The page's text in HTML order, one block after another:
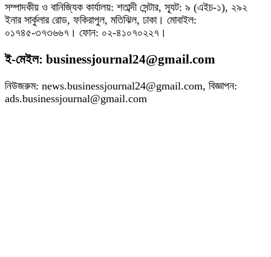
সম্পাদকীয় ও বানিজ্যিক কার্যালয়: শতাব্দী সেন্টার, স্যূট: ৯ (এইচ-১), ২৯২
ইনার সার্কুলার রোড, ফকিরাপুল, মতিঝিল, ঢাকা। মোবাইল:
০১৭৪৫-৩৭৩৬৬৭। ফোন: ০২-৪১০৭০২২৭।
ই-মেইল: businessjournal24@gmail.com
নিউজরুম: news.businessjournal24@gmail.com, বিজ্ঞাপন:
ads.businessjournal@gmail.com